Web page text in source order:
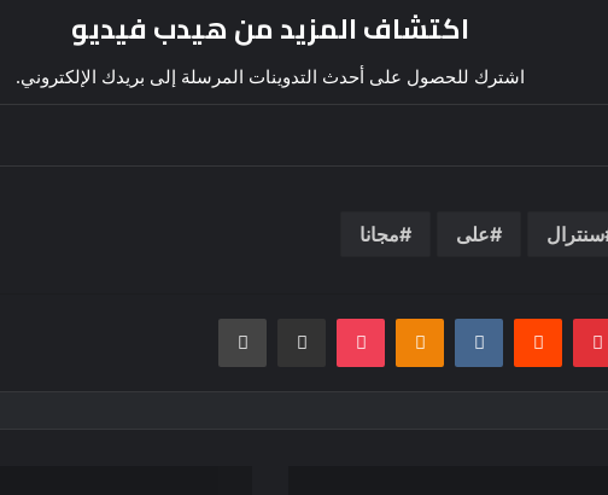
اكتشاف المزيد من هيدب فيديو
اشترك للحصول على أحدث التدوينات المرسلة إلى بريدك الإلكتروني.
سنترال على مجانا
بينتيريست Odnoklassniki
بوكيت مشاركة عبر البريد طباعة